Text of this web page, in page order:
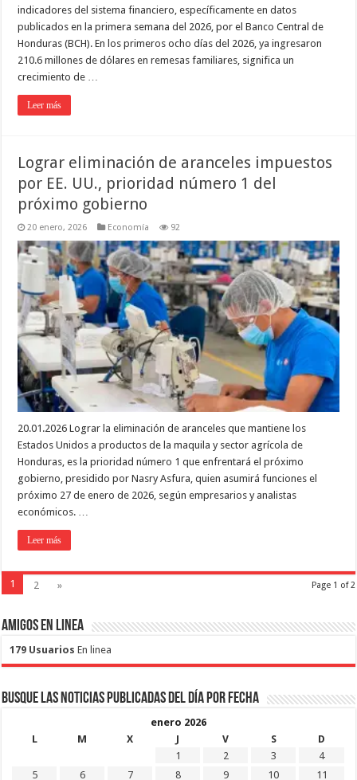
indicadores del sistema financiero, específicamente en datos
publicados en la primera semana del 2026, por el Banco Central de
Honduras (BCH). En los primeros ocho días del 2026, ya ingresaron
210.6 millones de dólares en remesas familiares, significa un
crecimiento de …
Leer más
Lograr eliminación de aranceles impuestos
por EE. UU., prioridad número 1 del
próximo gobierno
20 enero, 2026 Economía 92
20.01.2026 Lograr la eliminación de aranceles que mantiene los
Estados Unidos a productos de la maquila y sector agrícola de
Honduras, es la prioridad número 1 que enfrentará el próximo
gobierno, presidido por Nasry Asfura, quien asumirá funciones el
próximo 27 de enero de 2026, según empresarios y analistas
económicos. …
Leer más
Page 1 of 2
1 2 »
Amigos en Linea
179 Usuarios En linea
Busque las noticias publicadas del día por fecha
enero 2026
L
M X J V S
D
1
2 3
4
5
6 7 8 9 10 11